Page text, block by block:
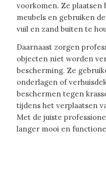
voorkomen. Ze
meubels en gebruiken
vuil en zand buiten te
Daarnaast zorgen
objecten niet worden
bescherming. Ze
onderlagen of
beschermen tegen
tijdens het verplaatsen
Met de juiste
langer mooi en